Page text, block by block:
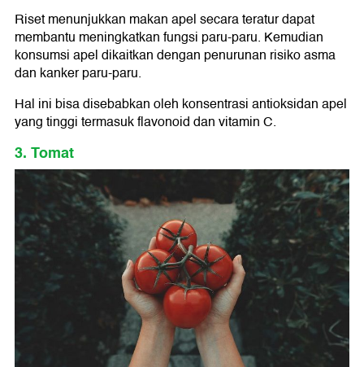
Riset menunjukkan makan apel secara teratur dapat
membantu meningkatkan fungsi paru-paru. Kemudian
konsumsi apel dikaitkan dengan penurunan risiko asma
dan kanker paru-paru.
Hal ini bisa disebabkan oleh konsentrasi antioksidan apel
yang tinggi termasuk flavonoid dan vitamin C.
3. Tomat